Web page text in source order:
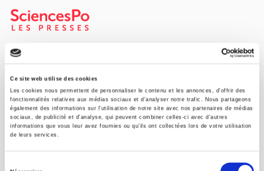
Ce site web utilise des cookies
Les cookies nous permettent de personnaliser le contenu et les annonces, d'offrir des
fonctionnalités relatives aux médias sociaux et d'analyser notre trafic. Nous partageons
également des informations sur l'utilisation de notre site avec nos partenaires de médias
sociaux, de publicité et d'analyse, qui peuvent combiner celles-ci avec d'autres
informations que vous leur avez fournies ou qu'ils ont collectées lors de votre utilisation
de leurs services.
SCIENCES PO UNIVERSITY PRESS has a threefold role: to publish
original research, to edit reference works for student use, and to
help public and political debate.
CONTACTS
FOREIGN RIGHTS
FOR BOOKSHOPS